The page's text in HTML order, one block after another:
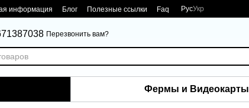
информация Блог Полезные ссылки Faq РусУкр
Перезвонить вам?
Фермы и Видеокарты